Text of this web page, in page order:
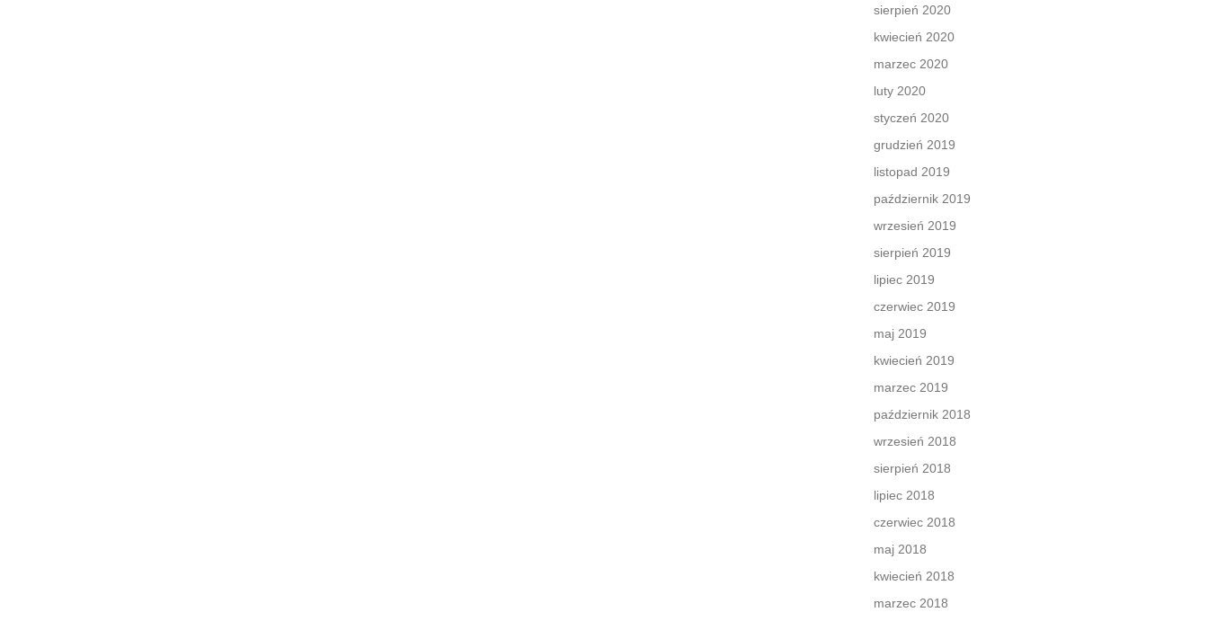
sierpień 2020
kwiecień 2020
marzec 2020
luty 2020
styczeń 2020
grudzień 2019
listopad 2019
październik 2019
wrzesień 2019
sierpień 2019
lipiec 2019
czerwiec 2019
maj 2019
kwiecień 2019
marzec 2019
październik 2018
wrzesień 2018
sierpień 2018
lipiec 2018
czerwiec 2018
maj 2018
kwiecień 2018
marzec 2018